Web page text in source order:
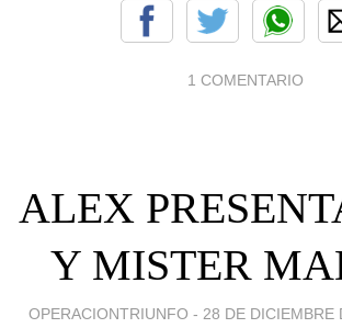
1 COMENTARIO
ALEX
Y MISTER
OPERACIONTRIUNFO - 28 DE DICIEMBRE